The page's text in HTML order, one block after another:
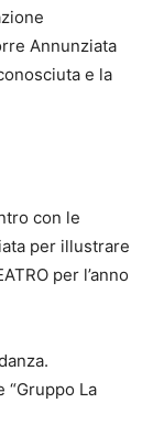
Annunziata
e la
con le
per illustrare
per l’anno
“Gruppo La